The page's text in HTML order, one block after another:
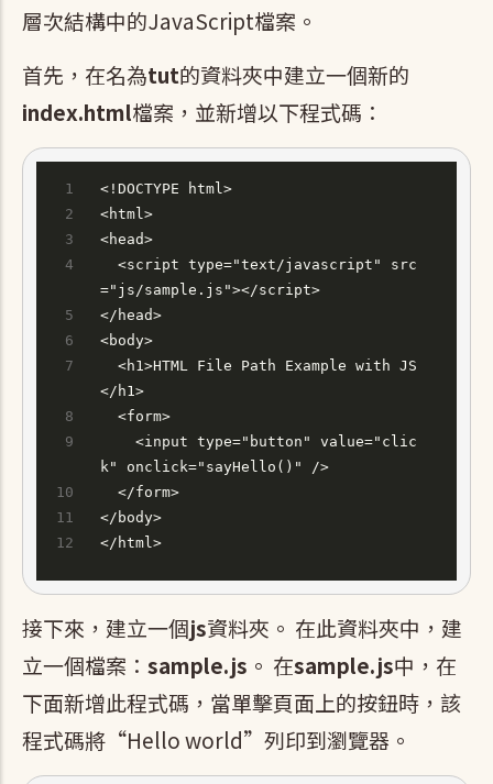
層次結構中的JavaScript檔案。
首先，在名為tut的資料夾中建立一個新的
index.html檔案，並新增以下程式碼：
<!DOCTYPE html>
<html>
<head>
="js/sample.js"></script>
</head>
<body>
</h1>
  <form>
k" onclick="sayHello()" />
  </form>
</body>
</html>
接下來，建立一個js資料夾。 在此資料夾中，建
立一個檔案： sample.js 。 在sample.js中，在
下面新增此程式碼，當單擊頁面上的按鈕時，該
程式碼將“Hello world”列印到瀏覽器。